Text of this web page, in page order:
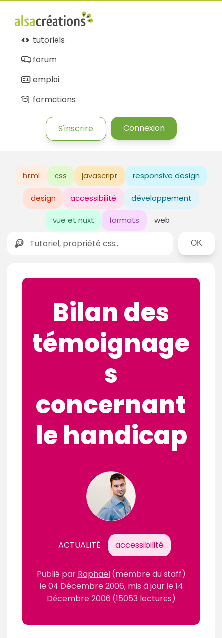
tutoriels
forum
emploi
formations
S'inscrire Connexion
html css javascript responsive design
design accessibilité développement
vue et nuxt formats web
Rechercher
Bilan des
témoignage
s
concernant
le handicap
ACTUALITÉ accessibilité
Publié par Raphael (membre du staff)
le04 Décembre 2006, mis à jour le14
Décembre 2006 (15053 lectures)